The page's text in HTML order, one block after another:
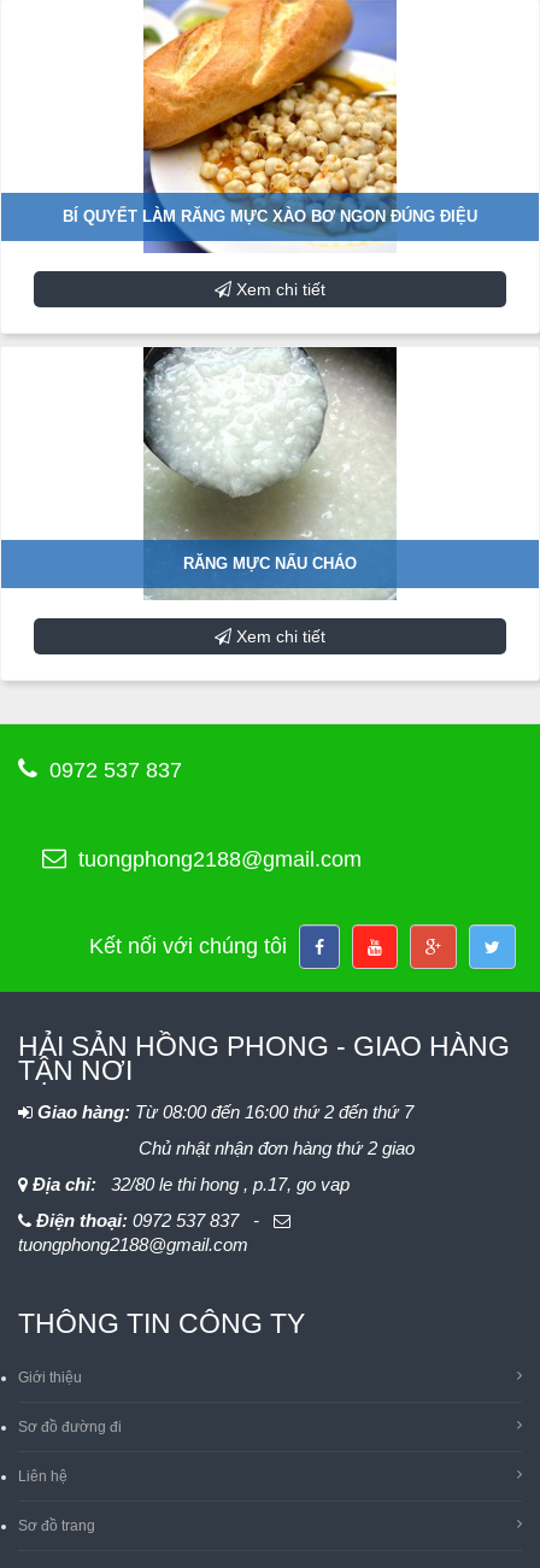
BÍ QUYẾT LÀM RĂNG MỰC XÀO BƠ NGON ĐÚNG ĐIỆU
Xem chi tiết
RĂNG MỰC NẤU CHÁO
Xem chi tiết
0972 537 837
tuongphong2188@gmail.com
Kết nối với chúng tôi
HẢI SẢN HỒNG PHONG - GIAO HÀNG
TẬN NƠI
Giao hàng: Từ 08:00 đến 16:00 thứ 2 đến thứ 7
Chủ nhật nhận đơn hàng thứ 2 giao
Địa chỉ:
32/80 le thi hong , p.17, go vap
Điện thoại: 0972 537 837 -
tuongphong2188@gmail.com
THÔNG TIN CÔNG TY
Giới thiệu
Sơ đồ đường đi
Liên hệ
Sơ đồ trang